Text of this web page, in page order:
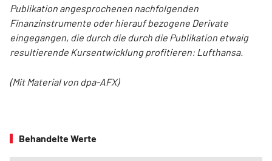
Publikation angesprochenen nachfolgenden
Finanzinstrumente oder hierauf bezogene Derivate
eingegangen, die durch die durch die Publikation etwaig
resultierende Kursentwicklung profitieren: Lufthansa.
(Mit Material von dpa-AFX)
Behandelte Werte